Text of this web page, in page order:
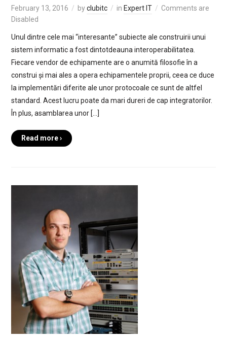
February 13, 2016 byclubitc in Expert IT
Comments are
Disabled
Unul dintre cele mai “interesante” subiecte ale construirii unui
sistem informatic a fost dintotdeauna interoperabilitatea.
Fiecare vendor de echipamente are o anumită filosofie în a
construi și mai ales a opera echipamentele proprii, ceea ce duce
la implementări diferite ale unor protocoale ce sunt de altfel
standard. Acest lucru poate da mari dureri de cap integratorilor.
În plus, asamblarea unor […]
Read more ›